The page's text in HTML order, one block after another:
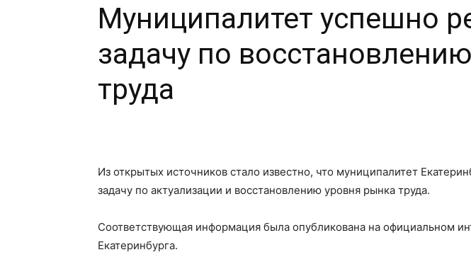
Муниципалитет успешно
задачу по
труда
Из открытых источников стало известно, что муниципалитет
задачу по актуализации и восстановлению уровня рынка труда.
Соответствующая информация была опубликована на официальном
Екатеринбурга.